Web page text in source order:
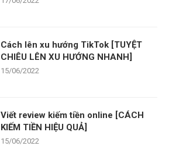
Cách lên xu hướng TikTok [TUYỆT
CHIÊU LÊN XU HƯỚNG NHANH]
15/06/2022
Viết review kiếm tiền online [CÁCH
KIẾM TIỀN HIỆU QUẢ]
15/06/2022